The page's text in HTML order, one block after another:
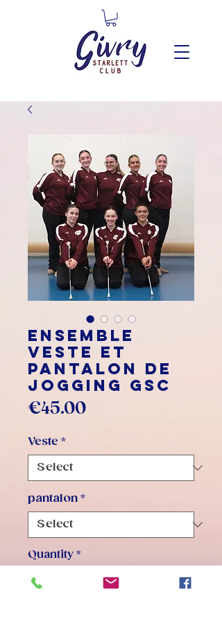
Ensemble
veste et
pantalon de
jogging GSC
€45.00Price
Veste *
pantalon *
Quantity *